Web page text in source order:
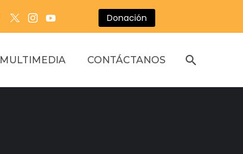
Donación
MULTIMEDIA CONTÁCTANOS